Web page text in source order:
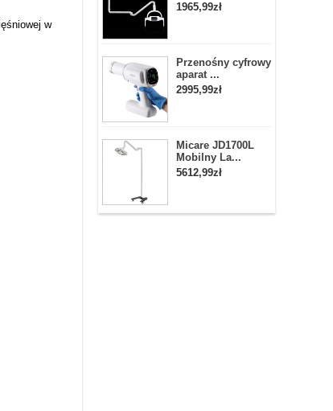
1965,99zł
Przenośny cyfrowy
aparat ...
2995,99zł
Micare JD1700L
Mobilny La...
5612,99zł
w